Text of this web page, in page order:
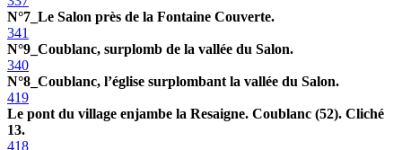
N°7_Le Salon près de la Fontaine Couverte.
341
N°9_Coublanc, surplomb de la vallée du Salon.
340
N°8_Coublanc, l’église surplombant la vallée du Salon.
419
Le pont du village enjambe la Resaigne. Coublanc (52). Cliché
13.
418